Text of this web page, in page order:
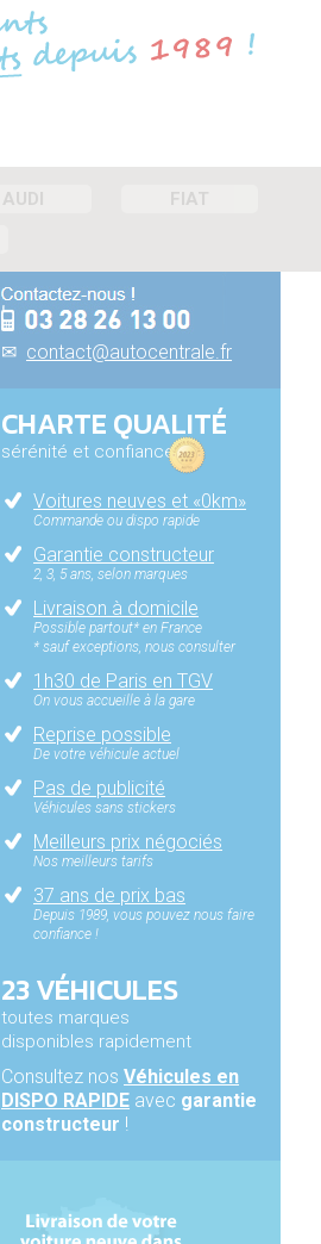
AUDI
FIAT
✉ contact@autocentrale.fr
CHARTE QUALITÉ
sérénité et confiance
Voitures neuves et «0km»
Commande ou dispo rapide
Garantie constructeur
2, 3, 5 ans, selon marques
Livraison à domicile
Possible partout* en France
* sauf exceptions, nous consulter
1h30 de Paris en TGV
On vous accueille à la gare
Reprise possible
De votre véhicule actuel
Pas de publicité
Véhicules sans stickers
Meilleurs prix négociés
Nos meilleurs tarifs
37 ans de prix bas
Depuis 1989, vous pouvez nous faire
confiance !
23 VÉHICULES
toutes marques
disponibles rapidement
Consultez nosVéhicules en
DISPO RAPIDE avec garantie
constructeur !